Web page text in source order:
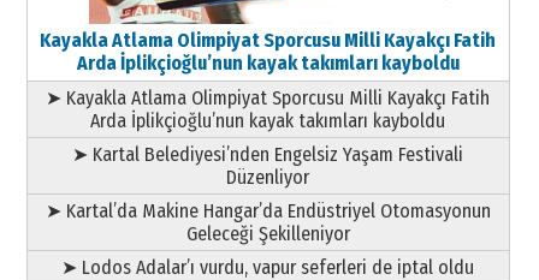
Kayakla Atlama Olimpiyat Sporcusu Milli Kayakçı Fatih
Arda İplikçioğlu’nun kayak takımları kayboldu
➤ Kayakla Atlama Olimpiyat Sporcusu Milli Kayakçı Fatih
Arda İplikçioğlu’nun kayak takımları kayboldu
➤ Kartal Belediyesi’nden Engelsiz Yaşam Festivali
Düzenliyor
➤ Kartal’da Makine Hangar’da Endüstriyel Otomasyonun
Geleceği Şekilleniyor
➤ Lodos Adalar’ı vurdu, vapur seferleri de iptal oldu